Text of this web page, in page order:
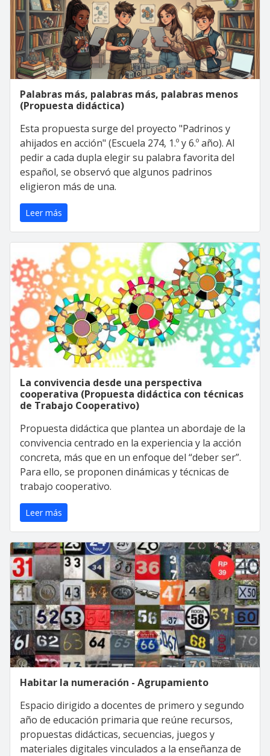
Palabras más, palabras más, palabras menos
(Propuesta didáctica)
Esta propuesta surge del proyecto "Padrinos y
ahijados en acción" (Escuela 274, 1.º y 6.º año). Al
pedir a cada dupla elegir su palabra favorita del
español, se observó que algunos padrinos
eligieron más de una.
Leer más
La convivencia desde una perspectiva
cooperativa (Propuesta didáctica con técnicas
de Trabajo Cooperativo)
Propuesta didáctica que plantea un abordaje de la
convivencia centrado en la experiencia y la acción
concreta, más que en un enfoque del “deber ser”.
Para ello, se proponen dinámicas y técnicas de
trabajo cooperativo.
Leer más
Habitar la numeración - Agrupamiento
Espacio dirigido a docentes de primero y segundo
año de educación primaria que reúne recursos,
propuestas didácticas, secuencias, juegos y
materiales digitales vinculados a la enseñanza de